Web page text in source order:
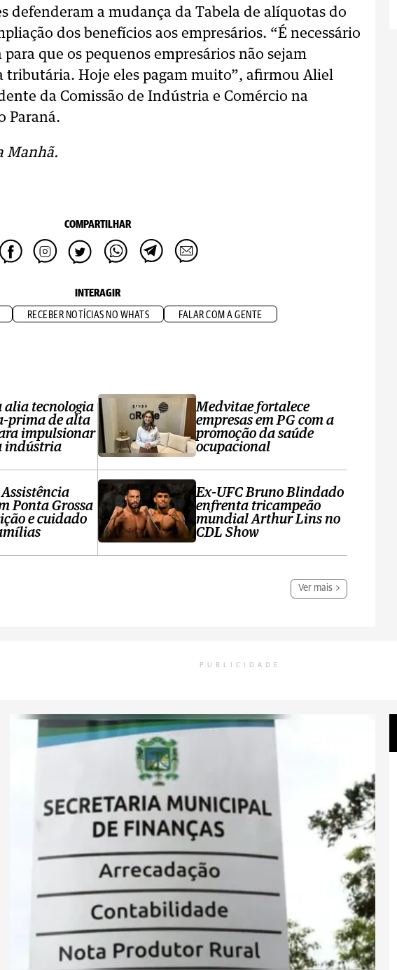
defenderam a mudança da Tabela de alíquotas do
dos benefícios aos empresários. “É necessário
que os pequenos empresários não sejam
tributária. Hoje eles pagam muito”, afirmou Aliel
da Comissão de Indústria e Comércio na
Paraná.
Manhã.
COMPARTILHAR
INTERAGIR
RECEBER NOTÍCIAS NO WHATS FALAR COM A GENTE
alia tecnologia
prima de alta
impulsionar
indústria
Ponta Grossa
e cuidado
Medvitae fortalece
empresas em PG com a
promoção da saúde
ocupacional
Ex-UFC Bruno Blindado
enfrenta tricampeão
mundial Arthur Lins no
CDL Show
Ver mais
PUBLICIDADE